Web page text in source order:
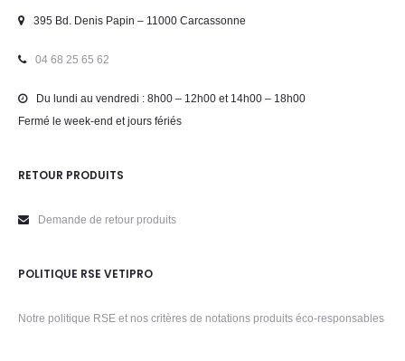
395 Bd. Denis Papin – 11000 Carcassonne
04 68 25 65 62
Du lundi au vendredi : 8h00 – 12h00 et 14h00 – 18h00
Fermé le week-end et jours fériés
RETOUR PRODUITS
Demande de retour produits
POLITIQUE RSE VETIPRO
Notre politique RSE et nos critères de notations produits éco-responsables